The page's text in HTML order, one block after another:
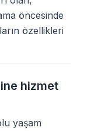
öncesinde
özellikleri
hizmet
yaşam